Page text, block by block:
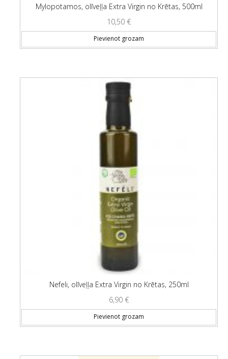
Mylopotamos, olīveļļa Extra Virgin no Krētas, 500ml
10,50 €
Pievienot grozam
Nefeli, olīveļļa Extra Virgin no Krētas, 250ml
6,90 €
Pievienot grozam